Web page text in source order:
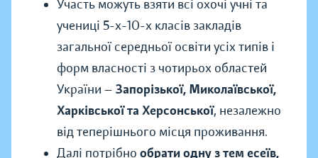
Участь можуть взяти всі охочі учні та
учениці 5-х-10-х класів закладів
загальної середньої освіти усіх типів і
форм власності з чотирьох областей
України — Запорізької, Миколаївської,
Харківської та Херсонської, незалежно
від теперішнього місця проживання.
Далі потрібно обрати одну з тем есеїв,